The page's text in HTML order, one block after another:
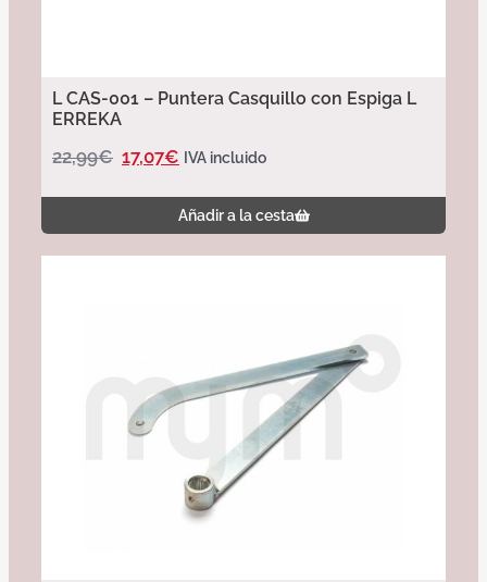
L CAS-001 – Puntera Casquillo con Espiga L
ERREKA
22,99€ 17,07€ IVA incluido
Añadir a la cesta